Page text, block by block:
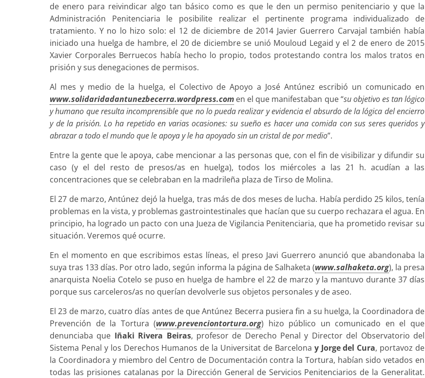
de enero para reivindicar algo tan básico como es que le den un permiso penitenciario y que la
Administración Penitenciaria le posibilite realizar el pertinente programa individualizado de
tratamiento. Y no lo hizo solo: el 12 de diciembre de 2014 Javier Guerrero Carvajal también había
iniciado una huelga de hambre, el 20 de diciembre se unió Mouloud Legaid y el 2 de enero de 2015
Xavier Corporales Berruecos había hecho lo propio, todos protestando contra los malos tratos en
prisión y sus denegaciones de permisos.
Al mes y medio de la huelga, el Colectivo de Apoyo a José Antúnez escribió un comunicado en
www.solidaridadantunezbecerra.wordpress.com en el que manifestaban que “su objetivo es tan lógico
y humano que resulta incomprensible que no lo pueda realizar y evidencia el absurdo de la lógica del encierro
y de la prisión. Lo ha repetido en varias ocasiones: su sueño es hacer una comida con sus seres queridos y
abrazar a todo el mundo que le apoya y le ha apoyado sin un cristal de por medio”.
Entre la gente que le apoya, cabe mencionar a las personas que, con el fin de visibilizar y difundir su
caso (y el del resto de presos/as en huelga), todos los miércoles a las 21 h. acudían a las
concentraciones que se celebraban en la madrileña plaza de Tirso de Molina.
El 27 de marzo, Antúnez dejó la huelga, tras más de dos meses de lucha. Había perdido 25 kilos, tenía
problemas en la vista, y problemas gastrointestinales que hacían que su cuerpo rechazara el agua. En
principio, ha logrado un pacto con una Jueza de Vigilancia Penitenciaria, que ha prometido revisar su
situación. Veremos qué ocurre.
En el momento en que escribimos estas líneas, el preso Javi Guerrero anunció que abandonaba la
suya tras 133 días. Por otro lado, según informa la página de Salhaketa (www.salhaketa.org), la presa
anarquista Noelia Cotelo se puso en huelga de hambre el 22 de marzo y la mantuvo durante 37 días
porque sus carceleros/as no querían devolverle sus objetos personales y de aseo.
El 23 de marzo, cuatro días antes de que Antúnez Becerra pusiera fin a su huelga, la Coordinadora de
Prevención de la Tortura (www.prevenciontortura.org) hizo público un comunicado en el que
denunciaba que Iñaki Rivera Beiras, profesor de Derecho Penal y Director del Observatorio del
Sistema Penal y los Derechos Humanos de la Universitat de Barcelona y Jorge del Cura, portavoz de
la Coordinadora y miembro del Centro de Documentación contra la Tortura, habían sido vetados en
todas las prisiones catalanas por la Dirección General de Servicios Penitenciarios de la Generalitat.